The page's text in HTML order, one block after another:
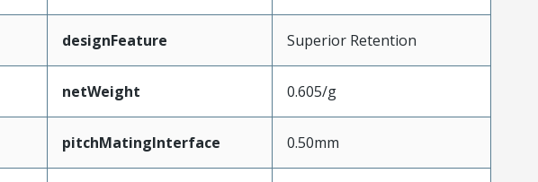
designFeature Superior Retention
netWeight 0.605/g
pitchMatingInterface 0.50mm